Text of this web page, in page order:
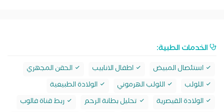
الخدمات الطبية:
استئصال المبيض اطفال الانابيب
الحقن المجهري
اللولب
اللولب الهرموني
الولادة الطبيعية
الولادة القيصرية
تحليل بطانة الرحم
ربط قناة فالوب